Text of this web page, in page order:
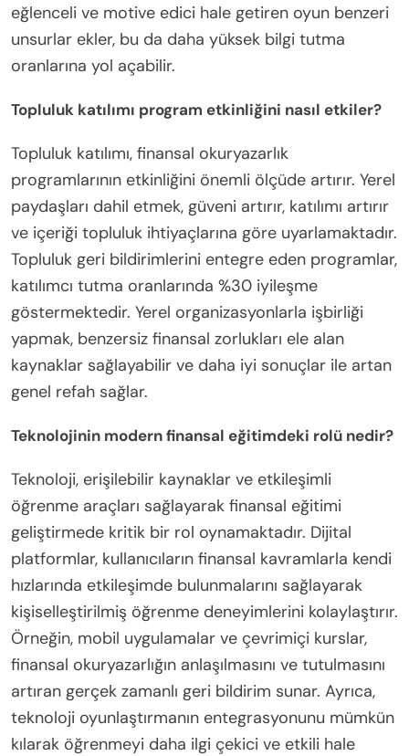
eğlenceli ve motive edici hale getiren oyun benzeri
unsurlar ekler, bu da daha yüksek bilgi tutma
oranlarına yol açabilir.
Topluluk katılımı program etkinliğini nasıl etkiler?
Topluluk katılımı, finansal okuryazarlık
programlarının etkinliğini önemli ölçüde artırır. Yerel
paydaşları dahil etmek, güveni artırır, katılımı artırır
ve içeriği topluluk ihtiyaçlarına göre uyarlamaktadır.
Topluluk geri bildirimlerini entegre eden programlar,
katılımcı tutma oranlarında %30 iyileşme
göstermektedir. Yerel organizasyonlarla işbirliği
yapmak, benzersiz finansal zorlukları ele alan
kaynaklar sağlayabilir ve daha iyi sonuçlar ile artan
genel refah sağlar.
Teknolojinin modern finansal eğitimdeki rolü nedir?
Teknoloji, erişilebilir kaynaklar ve etkileşimli
öğrenme araçları sağlayarak finansal eğitimi
geliştirmede kritik bir rol oynamaktadır. Dijital
platformlar, kullanıcıların finansal kavramlarla kendi
hızlarında etkileşimde bulunmalarını sağlayarak
kişiselleştirilmiş öğrenme deneyimlerini kolaylaştırır.
Örneğin, mobil uygulamalar ve çevrimiçi kurslar,
finansal okuryazarlığın anlaşılmasını ve tutulmasını
artıran gerçek zamanlı geri bildirim sunar. Ayrıca,
teknoloji oyunlaştırmanın entegrasyonunu mümkün
kılarak öğrenmeyi daha ilgi çekici ve etkili hale